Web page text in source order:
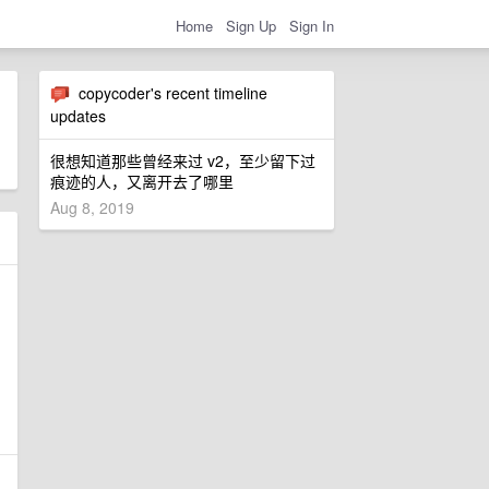
Home Sign Up Sign In
copycoder's recent timeline
updates
很想知道那些曾经来过 v2，至少留下过
痕迹的人，又离开去了哪里
Aug 8, 2019